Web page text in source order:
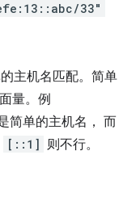
33"
主机名匹配。简单
量。例
简单的主机名， 而
[::1] 则不行。